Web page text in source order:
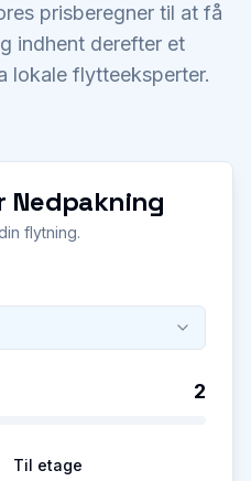
prisberegner til at få
indhent derefter et
lokale flytteeksperter.
Nedpakning
flytning.
2
Til etage